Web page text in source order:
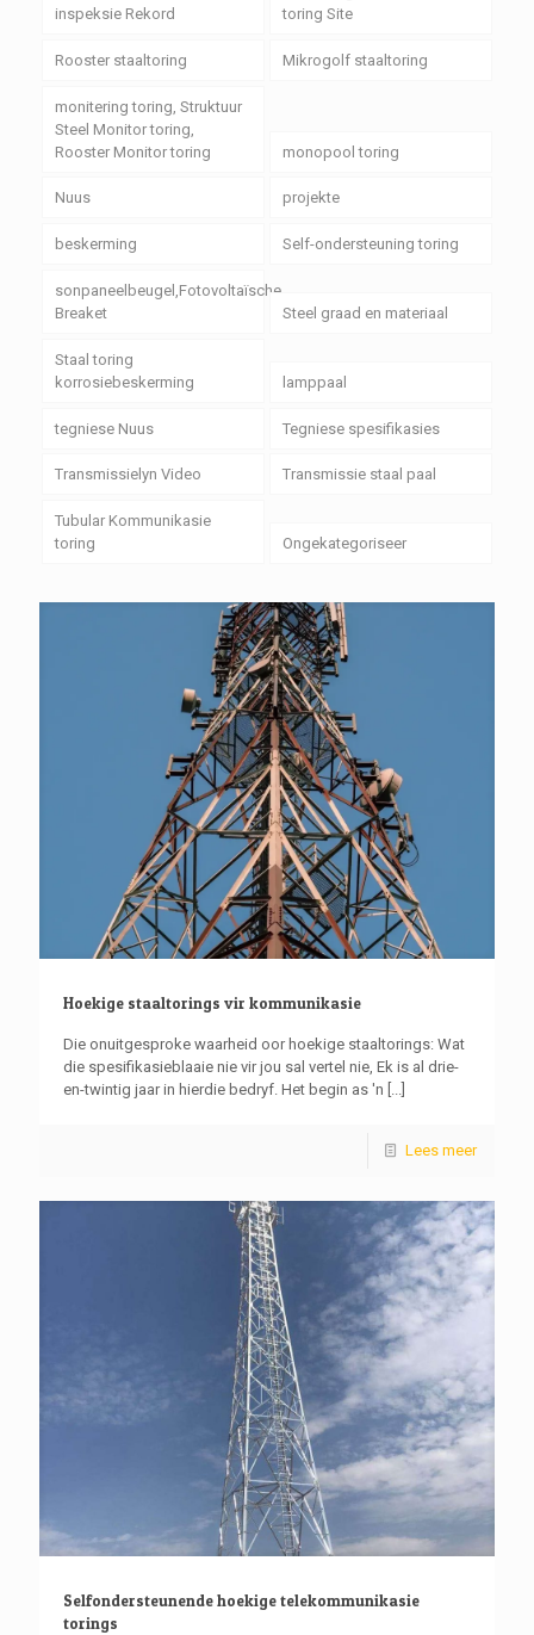
inspeksie Rekord
toring Site
Rooster staaltoring Mikrogolf staaltoring
monitering toring, Struktuur
Steel Monitor toring,
Rooster Monitor toring
monopool toring
Nuus projekte
beskerming Self-ondersteuning toring
sonpaneelbeugel,Fotovoltaïsche
Breaket
Steel graad en materiaal
Staal toring
korrosiebeskerming
lamppaal
tegniese Nuus Tegniese spesifikasies
Transmissielyn Video Transmissie staal paal
Tubular Kommunikasie
toring
Ongekategoriseer
Hoekige staaltorings vir kommunikasie
Die onuitgesproke waarheid oor hoekige staaltorings: Wat
die spesifikasieblaaie nie vir jou sal vertel nie, Ek is al drie-
en-twintig jaar in hierdie bedryf. Het begin as 'n [...]
Lees meer
Selfondersteunende hoekige telekommunikasie
torings